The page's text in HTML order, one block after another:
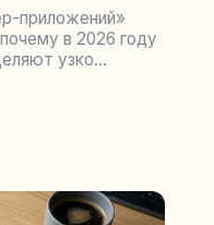
приложений»
в 2026 году
узко...